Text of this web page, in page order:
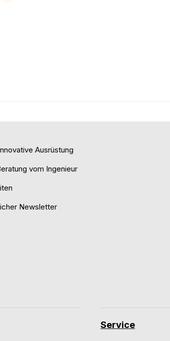
Ausrüstung
vom Ingenieur
Newsletter
Service